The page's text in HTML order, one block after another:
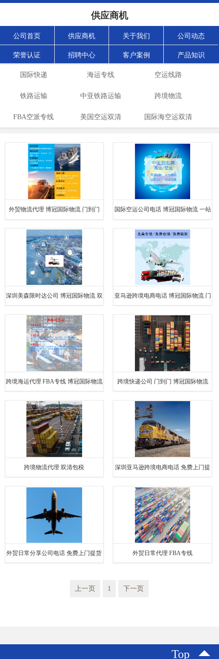
供应商机
公司首页 供应商机 关于我们 公司动态
荣誉认证 招聘中心 客户案例 产品知识
国际快递 海运专线 空运线路
铁路运输 中亚铁路运输 跨境物流
FBA空派专线 美国空运双清 国际海空运双清
外贸物流代理 博冠国际物流 门到门 国际空运公司电话 博冠国际物流 一站
式服务
深圳美森限时达公司 博冠国际物流 双
清包税
亚马逊跨境电商电话 博冠国际物流 门
到门
跨境海运代理 FBA专线 博冠国际物流 跨境快递公司 门到门 博冠国际物流
跨境物流代理 双清包税 深圳亚马逊跨境电商电话 免费上门提
货 博冠国际物流
外贸日常分享公司电话 免费上门提货 外贸日常代理 FBA专线
上一页 1 下一页
Top